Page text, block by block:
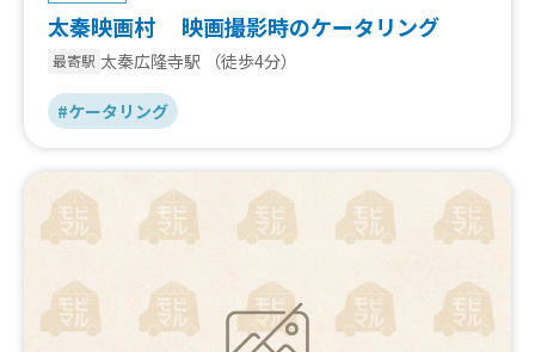
太秦映画村 映画撮影時のケータリング
最寄駅 太秦広隆寺駅 （徒歩4分）
#ケータリング